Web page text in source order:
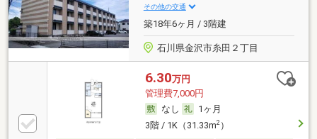
その他の交通
築18年6ヶ月 / 3階建
石川県金沢市糸田２丁目
6.30万円
管理費7,000円
なし
1ヶ月
3階 / 1K（31.33m2）